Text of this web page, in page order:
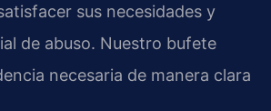
sus necesidades y
de abuso. Nuestro bufete
necesaria de manera clara